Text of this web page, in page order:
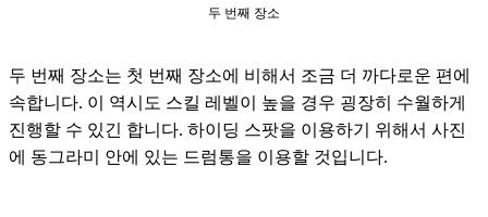
두 번째 장소
두 번째 장소는 첫 번째 장소에 비해서 조금 더 까다로운 편에
속합니다. 이 역시도 스킬 레벨이 높을 경우 굉장히 수월하게
진행할 수 있긴 합니다. 하이딩 스팟을 이용하기 위해서 사진
에 동그라미 안에 있는 드럼통을 이용할 것입니다.